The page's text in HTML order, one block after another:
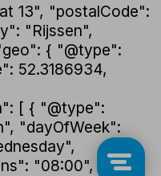
13", "postalCode":
"Rijssen",
{ "@type":
52.3186934,
[ { "@type":
"dayOfWeek":
"08:00",